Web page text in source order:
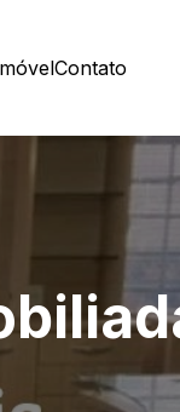
Contato